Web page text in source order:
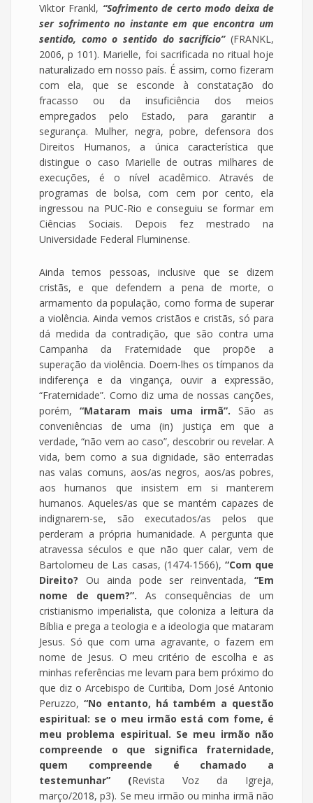
Viktor Frankl, “Sofrimento de certo modo deixa de
ser sofrimento no instante em que encontra um
sentido, como o sentido do sacrifício”(FRANKL,
2006, p 101). Marielle, foi sacrificada no ritual hoje
naturalizado em nosso país. É assim, como fizeram
com ela, que se esconde à constatação do
fracasso ou da insuficiência dos meios
empregados pelo Estado, para garantir a
segurança. Mulher, negra, pobre, defensora dos
Direitos Humanos, a única característica que
distingue o caso Marielle de outras milhares de
execuções, é o nível acadêmico. Através de
programas de bolsa, com cem por cento, ela
ingressou na PUC-Rio e conseguiu se formar em
Ciências Sociais. Depois fez mestrado na
Universidade Federal Fluminense.
Ainda temos pessoas, inclusive que se dizem
cristãs, e que defendem a pena de morte, o
armamento da população, como forma de superar
a violência. Ainda vemos cristãos e cristãs, só para
dá medida da contradição, que são contra uma
Campanha da Fraternidade que propõe a
superação da violência. Doem-lhes os tímpanos da
indiferença e da vingança, ouvir a expressão,
“Fraternidade”. Como diz uma de nossas canções,
porém, “Mataram mais uma irmã”. São as
conveniências de uma (in) justiça em que a
verdade, “não vem ao caso”, descobrir ou revelar. A
vida, bem como a sua dignidade, são enterradas
nas valas comuns, aos/as negros, aos/as pobres,
aos humanos que insistem em si manterem
humanos. Aqueles/as que se mantém capazes de
indignarem-se, são executados/as pelos que
perderam a própria humanidade. A pergunta que
atravessa séculos e que não quer calar, vem de
Bartolomeu de Las casas, (1474-1566), “Com que
Direito? Ou ainda pode ser reinventada, “Em
nome de quem?”. As consequências de um
cristianismo imperialista, que coloniza a leitura da
Bíblia e prega a teologia e a ideologia que mataram
Jesus. Só que com uma agravante, o fazem em
nome de Jesus. O meu critério de escolha e as
minhas referências me levam para bem próximo do
que diz o Arcebispo de Curitiba, Dom José Antonio
Peruzzo, “No entanto, há também a questão
espiritual: se o meu irmão está com fome, é
meu problema espiritual. Se meu irmão não
compreende o que significa fraternidade,
quem compreende é chamado a
testemunhar” (Revista Voz da Igreja,
março/2018, p3). Se meu irmão ou minha irmã não